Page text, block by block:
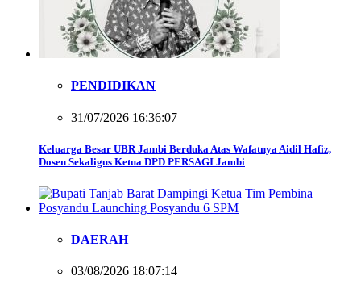
PENDIDIKAN
31/07/2026 16:36:07
Keluarga Besar UBR Jambi Berduka Atas Wafatnya Aidil Hafiz,
Dosen Sekaligus Ketua DPD PERSAGI Jambi
DAERAH
03/08/2026 18:07:14